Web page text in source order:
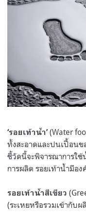
‘รอยเท้าน้ำ’(Water
ทั้งสะอาดและปนเปื้อน
ชี้วัดนี้จะพิจารณาการใช้
การผลิต รอยเท้าน้ำมีอ
รอยเท้าน้ำสีเขียว
(ระเหยหรือรวมเข้ากับ